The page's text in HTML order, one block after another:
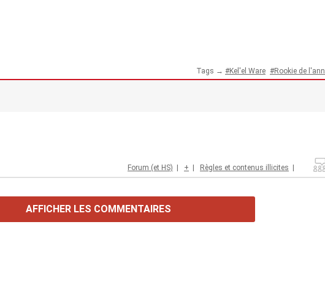
Tags → Kel'el Ware Rookie de
Forum (et HS) + Règles et contenus illicites
AFFICHER LES COMMENTAIRES